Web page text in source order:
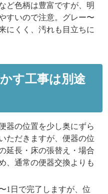
ど色柄は豊富ですが、明
すいので注意。グレー〜
にくく、汚れも目立ちに
す工事は別途
器の位置を少し奥にずら
ただきますが、便器の位
延長・床の張替え・場合
、通常の便器交換よりも
1日で完了しますが、位